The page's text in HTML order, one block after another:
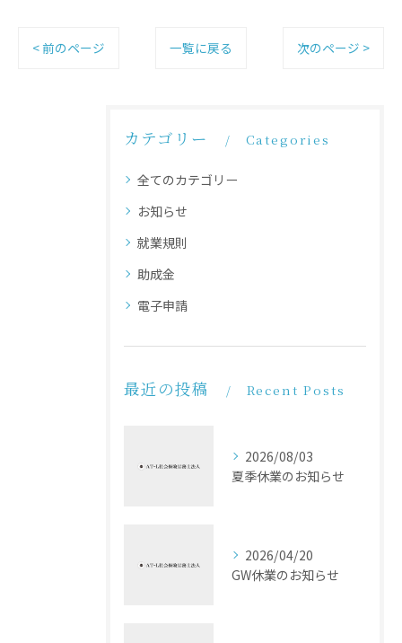
< 前のページ 一覧に戻る 次のページ >
カテゴリー Categories
全てのカテゴリー
お知らせ
就業規則
助成金
電子申請
最近の投稿 Recent Posts
2026/08/03
夏季休業のお知らせ
2026/04/20
GW休業のお知らせ